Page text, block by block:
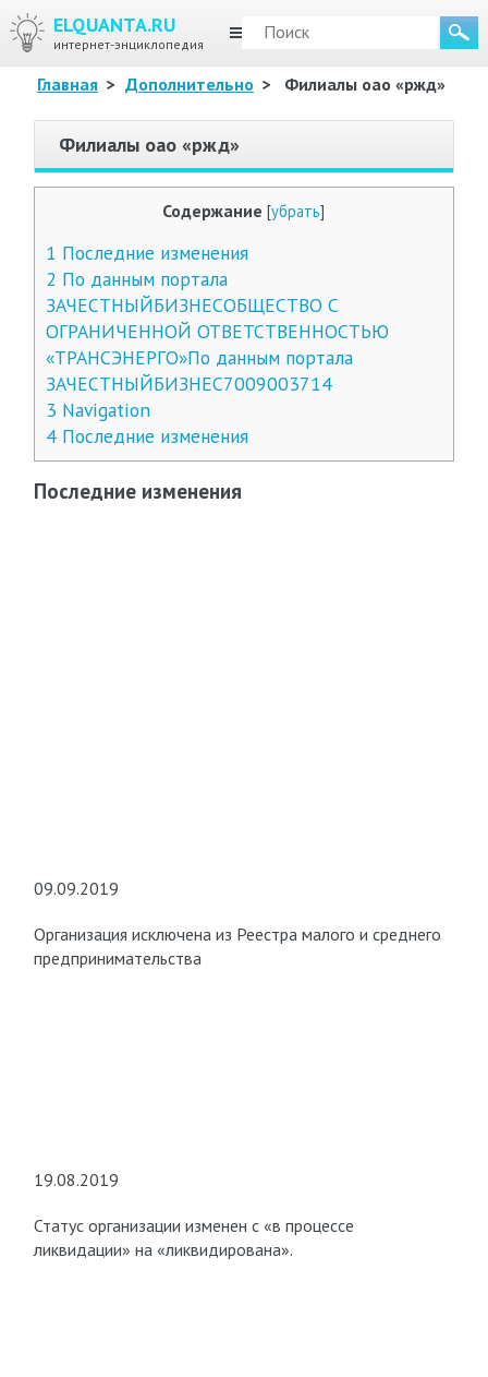
ELQUANTA.RU
интернет-энциклопедия
МЕНЮ
Главная > Дополнительно > Филиалы оао «ржд»
Филиалы оао «ржд»
Содержание [убрать]
1 Последние изменения
2 По данным портала
ЗАЧЕСТНЫЙБИЗНЕСОБЩЕСТВО С
ОГРАНИЧЕННОЙ ОТВЕТСТВЕННОСТЬЮ
«ТРАНСЭНЕРГО»По данным портала
ЗАЧЕСТНЫЙБИЗНЕС7009003714
3 Navigation
4Последние изменения
Последние изменения
09.09.2019
Организация исключена из Реестра малого и среднего
предпринимательства
19.08.2019
Статус организации изменен с «в процессе
ликвидации» на «ликвидирована».